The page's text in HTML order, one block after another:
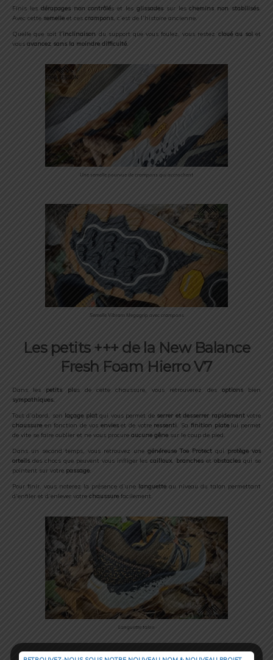
Finis les dérapages non contrôlés et les glissadessur leschemins non stabilisés.
Avec cette semelle et ces crampons, c’est de l’histoire ancienne.
Quelle que soit l’inclinaison du support que vous foulez, vous restez cloué au sol et
vous avancez sans la moindre difficulté.
Une semelle pourvue de crampons qui accrochent
Semelle Vibram Megagrip avec crampons
Les petits +++ de la New Balance
Fresh Foam Hierro V7
Dans les petits plus de cette chaussure, vous retrouverez des options bien
sympathiques.
Tout d’abord, son laçage platqui vous permet de serrer et desserrer rapidementvotre
chaussure en fonction de vos envieset de votre ressenti. Sa finition platelui permet
de vite se faire oublier et ne vous procure aucune gêne sur le coup de pied.
Dans un second temps, vous retrouvez une généreuse Toe Protect qui protège vos
orteils des chocs que peuvent vous infliger lescailloux, branches et obstacles qui se
pointent sur votre passage.
Pour finir, vous noterez la présence d’une languette au niveau du talon permettant
d’enfiler et d’enlever votre chaussure facilement.
Languette talon